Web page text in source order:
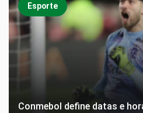
Esporte
Conmebol define datas e